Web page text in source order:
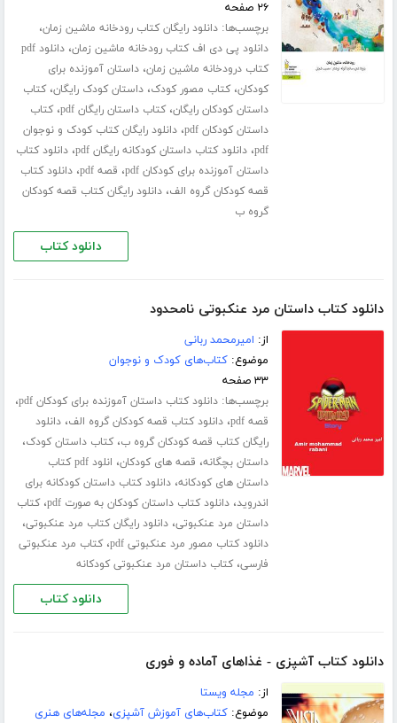
۲۶ صفحه
برچسب‌ها:دانلود رایگان کتاب رودخانه ماشین زمان،
دانلود پی دی اف کتاب رودخانه ماشین زمان،
دانلود pdf
کتاب درودخانه ماشین زمان،داستان آموزنده برای
کودکان،کتاب مصور کودک،داستان کودک رایگان،کتاب
داستان کودکان رایگان،کتاب داستان رایگان pdf ،کتاب
داستان کودکان pdf
،دانلود رایگان کتاب کودک و نوجوان
pdf،دانلود کتاب داستان کودکانه رایگان pdf ،دانلود کتاب
داستان آموزنده برای کودکان pdf
، قصه pdf ،دانلود کتاب
قصه کودکان گروه الف،دانلود رایگان کتاب قصه کودکان
گروه ب
دانلود کتاب
دانلود کتاب داستان مرد عنکبوتی نامحدود
از: امیرمحمد ربانی
موضوع:کتاب‌های کودک و نوجوان
۳۳ صفحه
برچسب‌ها:دانلود کتاب داستان آموزنده برای کودکان pdf ،
قصه pdf ،دانلود کتاب قصه کودکان گروه الف،دانلود
رایگان کتاب قصه کودکان گروه ب،کتاب داستان کودک،
داستان بچگانه، قصه های کودکان،
انلود pdf کتاب
داستان های کودکانه،دانلود کتاب داستان کودکانه برای
اندروید،دانلود کتاب داستان کودکان به صورت pdf ،کتاب
داستان مرد عنکبوتی،دانلود رایگان کتاب مرد عنکبوتی،
دانلود کتاب مصور مرد عنکبوتی pdf ،کتاب مرد عنکبوتی
فارسی،کتاب داستان مرد عنکبوتی کودکانه
دانلود کتاب
دانلود کتاب آشپزی - غذاهای آماده و فوری
از: مجله ویستا
موضوع:کتاب‌های آموزش آشپزی، مجله‌های هنری